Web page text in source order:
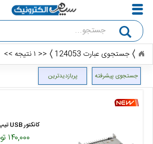
جستجو
جستجوی عبارت 124053 << ۱ نتیجه >>
جستجوی پیشرفته پربازدیدترین
کانکتور USB تیپ REC C
۱۴۰,۰۰۰ تومان